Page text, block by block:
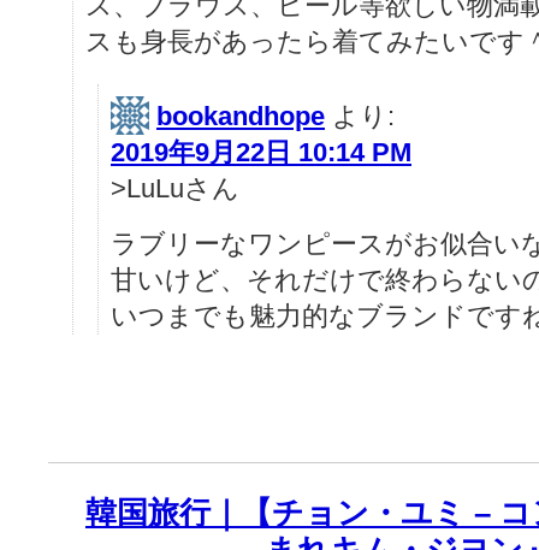
スも身長があったら着てみたいです
bookandhope より:
2019年9月22日 10:14 PM
>LuLuさん
ラブリーなワンピースがお似合い
甘いけど、それだけで終わらない
いつまでも魅力的なブランドです
韓国旅行｜【チョン・ユミ –